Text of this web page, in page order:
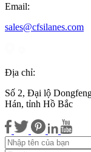
Email:
sales@cfsilanes.com
Địa chỉ:
Số 2, Đại lộ
Hán, tỉnh Hồ Bắc